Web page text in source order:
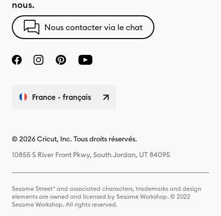
nous.
Nous contacter via le chat
France - français
© 2026 Cricut, Inc. Tous droits réservés.
10855 S River Front Pkwy, South Jordan, UT 84095
Sesame Street® and associated characters, trademarks and design
elements are owned and licensed by Sesame Workshop. © 2022
Sesame Workshop. All rights reserved.